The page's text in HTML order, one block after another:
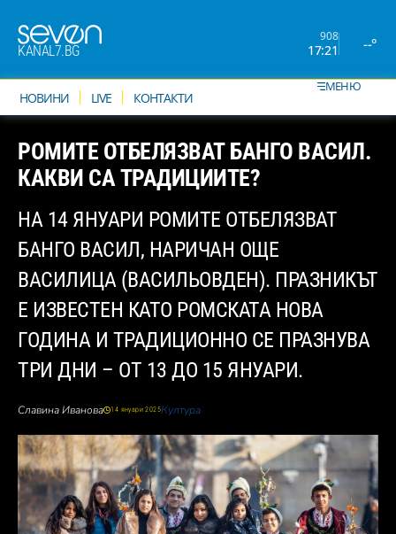
KANAL7.BG
908
17:21 --°
НОВИНИ LIVE КОНТАКТИ
МЕНЮ
РОМИТЕ ОТБЕЛЯЗВАТ БАНГО ВАСИЛ.
КАКВИ СА ТРАДИЦИИТЕ?
НА 14 ЯНУАРИ РОМИТЕ ОТБЕЛЯЗВАТ
БАНГО ВАСИЛ, НАРИЧАН ОЩЕ
ВАСИЛИЦА (ВАСИЛЬОВДЕН). ПРАЗНИКЪТ
Е ИЗВЕСТЕН КАТО РОМСКАТА НОВА
ГОДИНА И ТРАДИЦИОННО СЕ ПРАЗНУВА
ТРИ ДНИ – ОТ 13 ДО 15 ЯНУАРИ.
Славина Иванова 14 януари 2025Култура